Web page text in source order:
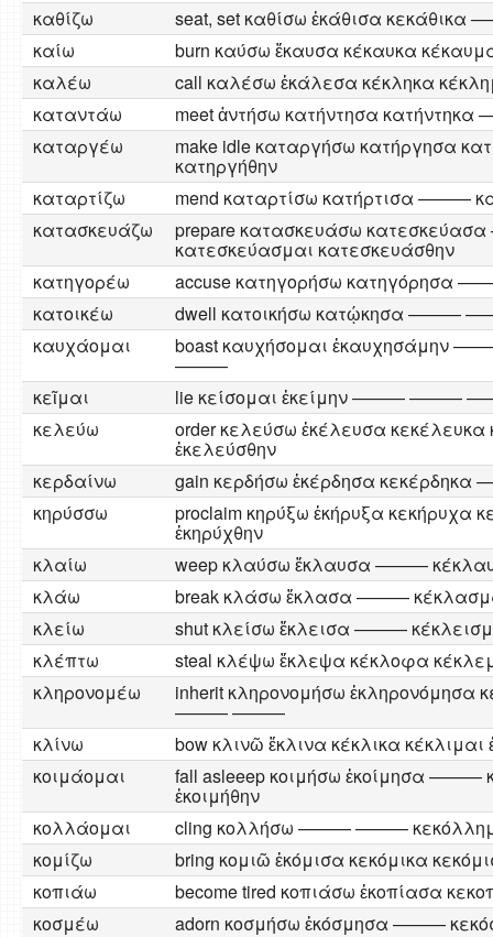
καθίζω
seat, set καθίσω ἐκάθισα
καίω
burn καύσω ἔκαυσα κέκαυκα
καλέω
call καλέσω ἐκάλεσα κέκληκα
καταντάω
meet ἀντήσω κατήντησα
καταργέω
make idle καταργήσω κατήργησα
κατηργήθην
καταρτίζω
mend καταρτίσω κατήρτισα ———
κατασκευάζω
prepare κατασκευάσω
κατεσκεύασμαι κατεσκευάσθην
κατηγορέω
accuse κατηγορήσω
κατοικέω
dwell κατοικήσω κατῴκησα
καυχάομαι
boast καυχήσομαι ἐκαυχησάμην
———
κεῖμαι
lie κείσομαι ἐκείμην ——— ———
κελεύω
order κελεύσω ἐκέλευσα κεκέλευκα
ἐκελεύσθην
κερδαίνω
gain κερδήσω ἐκέρδησα κεκέρδηκα
κηρύσσω
proclaim κηρύξω ἐκήρυξα κεκήρυχα
ἐκηρύχθην
κλαίω
weep κλαύσω ἔκλαυσα ———
κλάω
break κλάσω ἔκλασα ———
κλείω
shut κλείσω ἔκλεισα ———
κλέπτω
steal κλέψω ἔκλεψα κέκλοφα
κληρονομέω
inherit κληρονομήσω ἐκληρονόμησα
——— ———
κλίνω
bow κλινῶ ἔκλινα κέκλικα κέκλιμαι
κοιμάομαι
fall asleeep κοιμήσω ἐκοίμησα ———
ἐκοιμήθην
κολλάομαι
cling κολλήσω ——— ———
κομίζω
bring κομιῶ ἐκόμισα κεκόμικα
κοπιάω
become tired κοπιάσω ἐκοπίασα
κοσμέω
adorn κοσμήσω ἐκόσμησα ———